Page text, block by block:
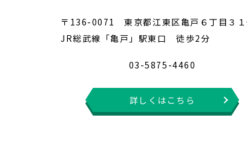
〒136-0071 東京都江東区亀戸６丁目３１
JR総武線「亀戸」駅東口 徒歩2分
03-5875-4460
詳しくはこちら